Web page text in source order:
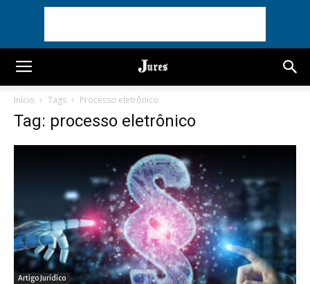
Início Tags Processo eletrônico
Tag: processo eletrônico
Artigo Jurídico